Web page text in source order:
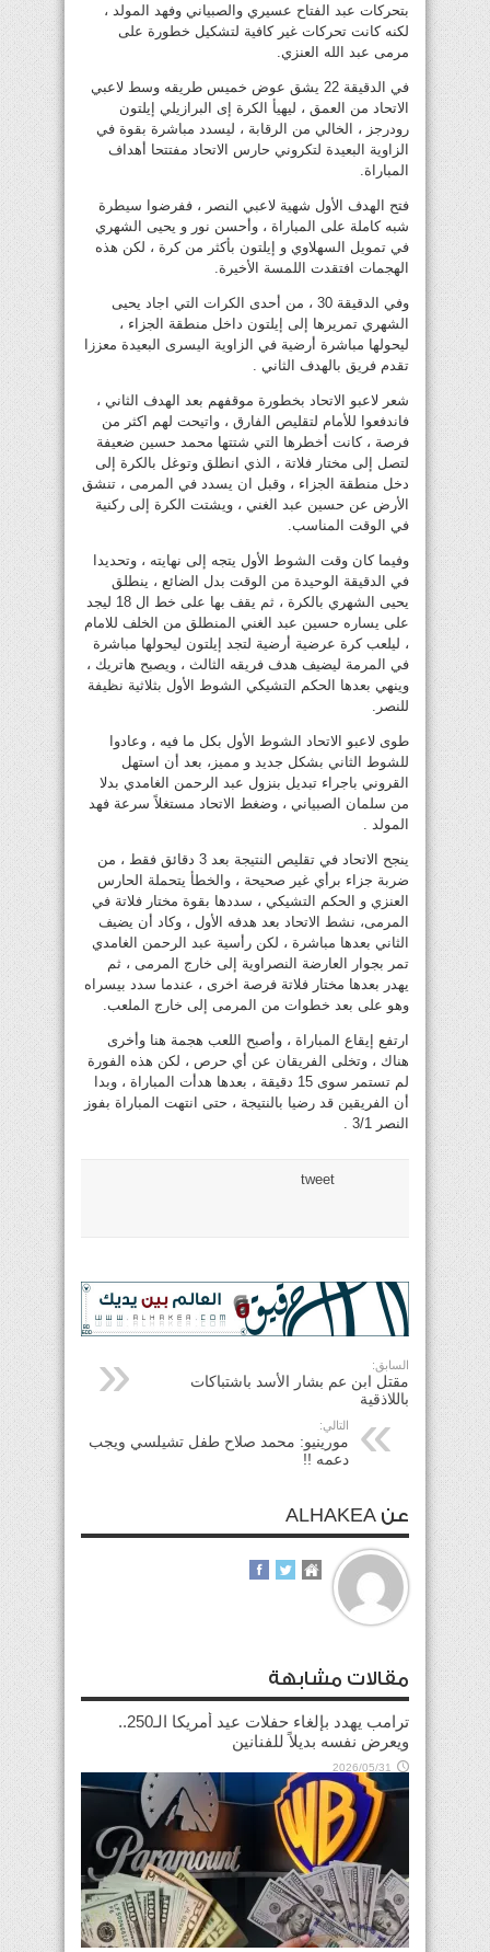
بتحركات عبد الفتاح عسيري والصبياني وفهد المولد ،
لكنه كانت تحركات غير كافية لتشكيل خطورة على
مرمى عبد الله العنزي.
في الدقيقة 22 يشق عوض خميس طريقه وسط لاعبي
الاتحاد من العمق ، ليهيأ الكرة إى البرازيلي إيلتون
رودرجز ، الخالي من الرقابة ، ليسدد مباشرة بقوة في
الزاوية البعيدة لتكروني حارس الاتحاد مفتتحا أهداف
المباراة.
فتح الهدف الأول شهية لاعبي النصر ، ففرضوا سيطرة
شبه كاملة على المباراة ، وأحسن نور و يحيى الشهري
في تمويل السهلاوي و إيلتون بأكثر من كرة ، لكن هذه
الهجمات افتقدت اللمسة الأخيرة.
وفي الدقيقة 30 ، من أحدى الكرات التي اجاد يحيى
الشهري تمريرها إلى إيلتون داخل منطقة الجزاء ،
ليحولها مباشرة أرضية في الزاوية اليسرى البعيدة معززا
تقدم فريق بالهدف الثاني .
شعر لاعبو الاتحاد بخطورة موقفهم بعد الهدف الثاني ،
فاندفعوا للأمام لتقليص الفارق ، واتيحت لهم اكثر من
فرصة ، كانت أخطرها التي شتتها محمد حسين ضعيفة
لتصل إلى مختار فلاتة ، الذي انطلق وتوغل بالكرة إلى
دخل منطقة الجزاء ، وقبل ان يسدد في المرمى ، تنشق
الأرض عن حسين عبد الغني ، ويشتت الكرة إلى ركنية
في الوقت المناسب.
وفيما كان وقت الشوط الأول يتجه إلى نهايته ، وتحديدا
في الدقيقة الوحيدة من الوقت بدل الضائع ، ينطلق
يحيى الشهري بالكرة ، ثم يقف بها على خط ال 18 ليجد
على يساره حسين عبد الغني المنطلق من الخلف للامام
، ليلعب كرة عرضية أرضية لتجد إيلتون ليحولها مباشرة
في المرمة ليضيف هدف فريقه الثالث ، ويصبح هاتريك ،
وينهي بعدها الحكم التشيكي الشوط الأول بثلاثية نظيفة
للنصر.
طوى لاعبو الاتحاد الشوط الأول بكل ما فيه ، وعادوا
للشوط الثاني بشكل جديد و مميز، بعد أن استهل
القروني باجراء تبديل بنزول عبد الرحمن الغامدي بدلا
من سلمان الصبياني ، وضغط الاتحاد مستغلاً سرعة فهد
المولد .
ينجح الاتحاد في تقليص النتيجة بعد 3 دقائق فقط ، من
ضربة جزاء برأي غير صحيحة ، والخطأ يتحملة الحارس
العنزي و الحكم التشيكي ، سددها بقوة مختار فلاتة في
المرمى، نشط الاتحاد بعد هدفه الأول ، وكاد أن يضيف
الثاني بعدها مباشرة ، لكن رأسية عبد الرحمن الغامدي
تمر بجوار العارضة النصراوية إلى خارج المرمى ، ثم
يهدر بعدها مختار فلاتة فرصة اخرى ، عندما سدد بيسراه
وهو على بعد خطوات من المرمى إلى خارج الملعب.
ارتفع إيقاع المباراة ، وأصبح اللعب هجمة هنا وأخرى
هناك ، وتخلى الفريقان عن أي حرص ، لكن هذه الفورة
لم تستمر سوى 15 دقيقة ، بعدها هدأت المباراة ، وبدا
أن الفريقين قد رضيا بالنتيجة ، حتى انتهت المباراة بفوز
النصر 3/1 .
tweet
السابق:
مقتل ابن عم بشار الأسد باشتباكات
باللاذقية
التالي:
‏مورينيو: محمد صلاح طفل تشيلسي ويجب
دعمه !!
عن ALHAKEA
مقالات مشابهة
ترامب يهدد بإلغاء حفلات عيد أمريكا الـ250..
ويعرض نفسه بديلاً للفنانين
2026/05/31